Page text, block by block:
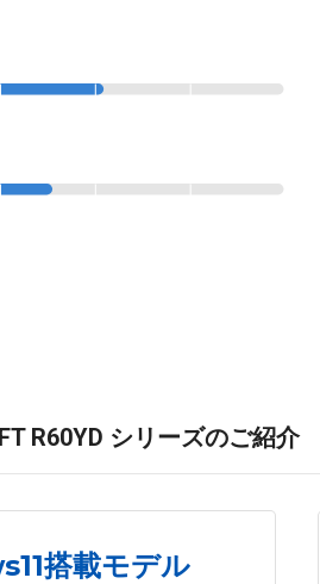
R60YD シリーズのご紹介
搭載モデル